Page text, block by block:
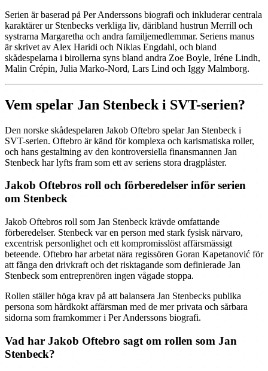
Serien är baserad på Per Anderssons biografi och inkluderar centrala
karaktärer ur Stenbecks verkliga liv, däribland hustrun Merrill och
systrarna Margaretha och andra familjemedlemmar. Seriens manus
är skrivet av Alex Haridi och Niklas Engdahl, och bland
skådespelarna i birollerna syns bland andra Zoe Boyle, Iréne Lindh,
Malin Crépin, Julia Marko-Nord, Lars Lind och Iggy Malmborg.
Vem spelar Jan Stenbeck i SVT-serien?
Den norske skådespelaren Jakob Oftebro spelar Jan Stenbeck i
SVT-serien. Oftebro är känd för komplexa och karismatiska roller,
och hans gestaltning av den kontroversiella finansmannen Jan
Stenbeck har lyfts fram som ett av seriens stora dragplåster.
Jakob Oftebros roll och förberedelser inför serien
om Stenbeck
Jakob Oftebros roll som Jan Stenbeck krävde omfattande
förberedelser. Stenbeck var en person med stark fysisk närvaro,
excentrisk personlighet och ett kompromisslöst affärsmässigt
beteende. Oftebro har arbetat nära regissören Goran Kapetanović för
att fånga den drivkraft och det risktagande som definierade Jan
Stenbeck som entreprenören ingen vågade stoppa.
Rollen ställer höga krav på att balansera Jan Stenbecks publika
persona som hårdkokt affärsman med de mer privata och sårbara
sidorna som framkommer i Per Anderssons biografi.
Vad har Jakob Oftebro sagt om rollen som Jan
Stenbeck?